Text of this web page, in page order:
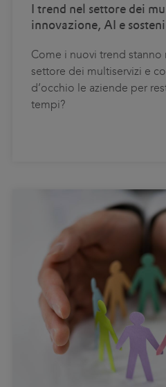
I trend nel settore dei
innovazione, AI e
Come i nuovi trend stanno
settore dei multiservizi e
d’occhio le aziende per
tempi?